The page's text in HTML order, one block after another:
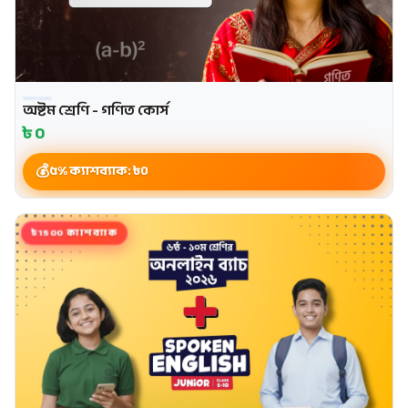
অষ্টম শ্রেণি - গণিত কোর্স
৳0
৫% ক্যাশব্যাক: ৳0
৳1500 ক্যাশব্যাক